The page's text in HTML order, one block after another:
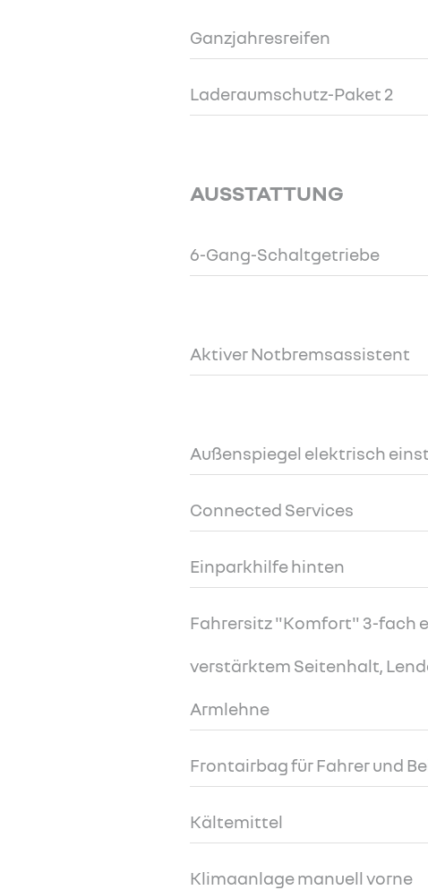
Ganzjahresreifen
Laderaumschutz-Paket 2
AUSSTATTUNG
6-Gang-Schaltgetriebe
Aktiver Notbremsassistent
Außenspiegel elektrisch
Connected Services
Einparkhilfe hinten
Fahrersitz "Komfort" 3-fach
verstärktem Seitenhalt,
Armlehne
Frontairbag für Fahrer und
Kältemittel
Klimaanlage manuell vorne